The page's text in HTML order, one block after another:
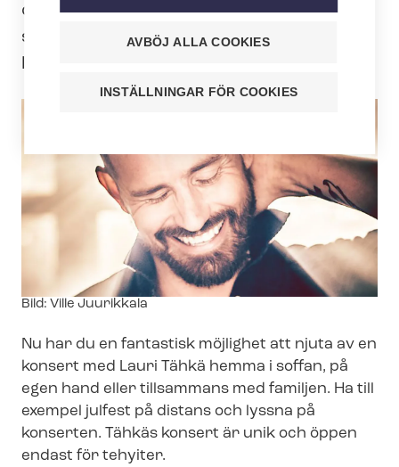
den 21 november kl. 19. Kom med så
skapar vi tillsammans en glad och ljus
lördagskväll mitt i den mörka hösten.
Image
Bild: Ville Juurikkala
Nu har du en fantastisk möjlighet att njuta av en
konsert med Lauri Tähkä hemma i soffan, på
egen hand eller tillsammans med familjen. Ha till
exempel julfest på distans och lyssna på
konserten. Tähkäs konsert är unik och öppen
endast för tehyiter.
AVBÖJ ALLA COOKIES
INSTÄLLNINGAR FÖR COOKIES